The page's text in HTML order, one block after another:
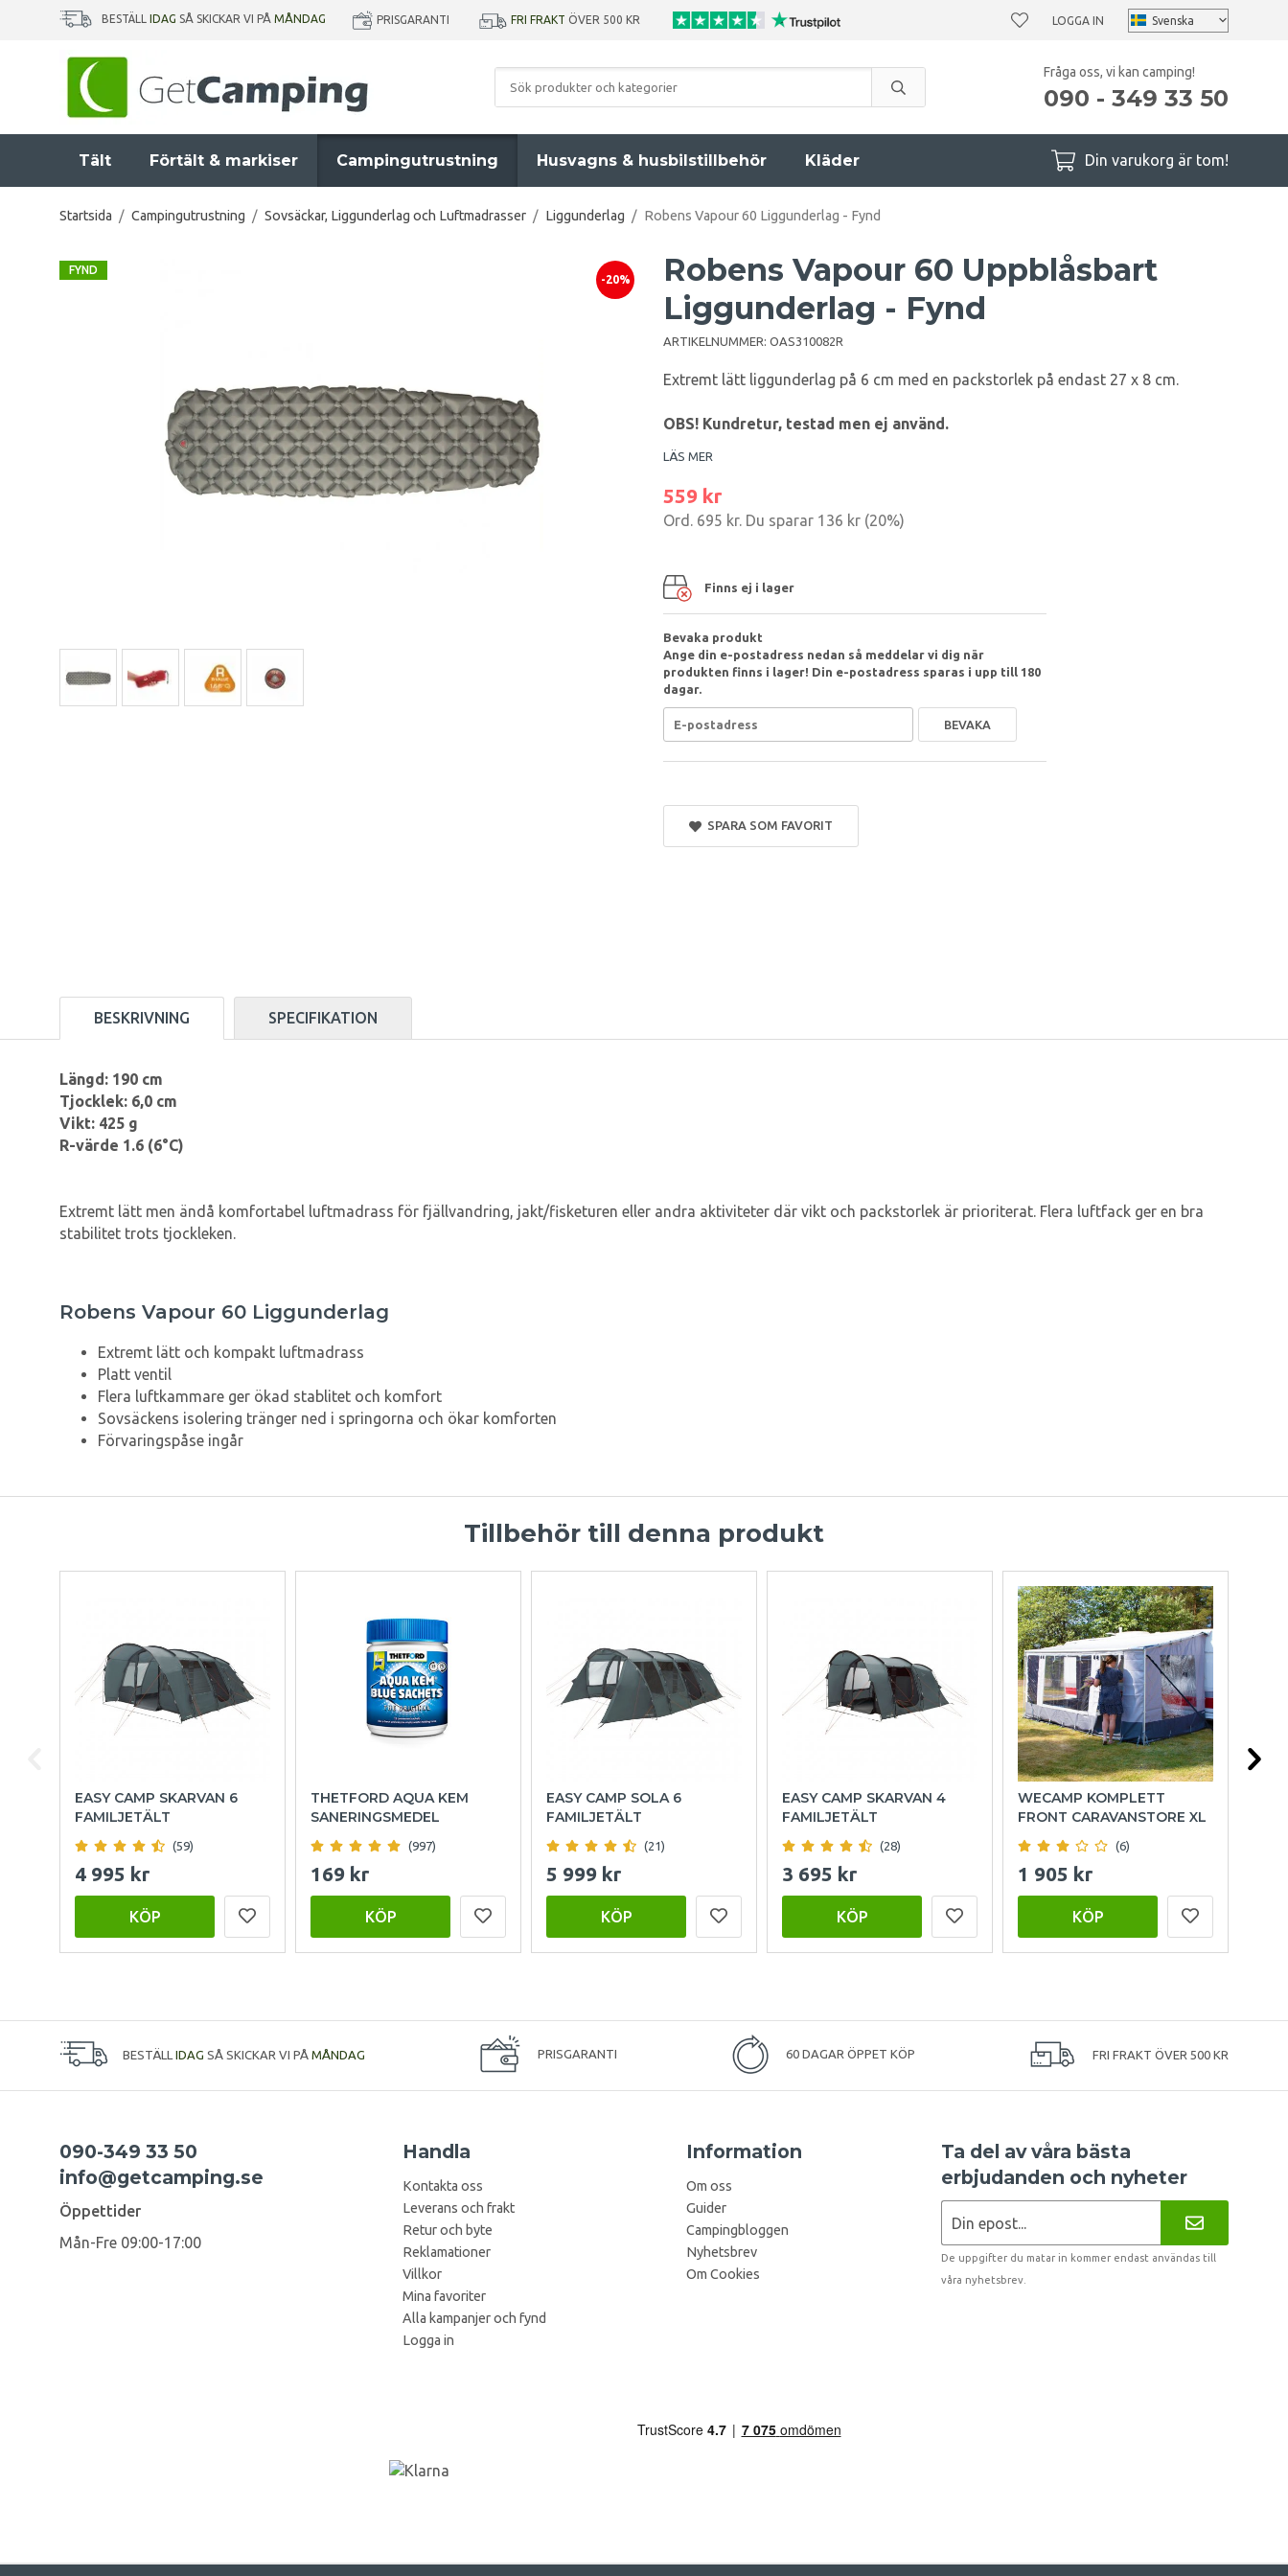
BESTÄLL IDAG SÅ SKICKAR VI PÅ MÅNDAG PRISGARANTI FRI FRAKT ÖVER 500 KR LOGGA IN
Fråga oss, vi kan camping!
090 - 349 33 50
Tält Förtält & markiser Campingutrustning Husvagns & husbilstillbehör Kläder Din varukorg är tom!
Startsida / Campingutrustning / Sovsäckar, Liggunderlag och Luftmadrasser / Liggunderlag / Robens Vapour 60 Liggunderlag - Fynd
FYND
-20%
Robens Vapour 60 Uppblåsbart
Liggunderlag - Fynd
ARTIKELNUMMER: OAS310082R
Extremt lätt liggunderlag på 6 cm med en packstorlek på endast 27 x 8 cm.
OBS! Kundretur, testad men ej använd.
LÄS MER
559 kr
Ord. 695 kr. Du sparar 136 kr (20%)
Finns ej i lager
Bevaka produkt
Ange din e-postadress nedan så meddelar vi dig när
produkten finns i lager! Din e-postadress sparas i upp till 180
dagar.
BEVAKA
SPARA SOM FAVORIT
BESKRIVNING SPECIFIKATION
Längd: 190 cm
Tjocklek: 6,0 cm
Vikt: 425 g
R-värde 1.6 (6°C)
Extremt lätt men ändå komfortabel luftmadrass för fjällvandring, jakt/fisketuren eller andra aktiviteter där vikt och packstorlek är prioriterat. Flera luftfack ger en bra
stabilitet trots tjockleken.
Robens Vapour 60 Liggunderlag
Extremt lätt och kompakt luftmadrass
Platt ventil
Flera luftkammare ger ökad stablitet och komfort
Sovsäckens isolering tränger ned i springorna och ökar komforten
Förvaringspåse ingår
Tillbehör till denna produkt
EASY CAMP SKARVAN 6
FAMILJETÄLT
(59)
4 995 kr
KÖP
THETFORD AQUA KEM
SANERINGSMEDEL
(997)
169 kr
KÖP
EASY CAMP SOLA 6
FAMILJETÄLT
(21)
5 999 kr
KÖP
EASY CAMP SKARVAN 4
FAMILJETÄLT
(28)
3 695 kr
KÖP
WECAMP KOMPLETT
FRONT CARAVANSTORE XL
(6)
1 905 kr
KÖP
BESTÄLL IDAG SÅ SKICKAR VI PÅ MÅNDAG PRISGARANTI 60 DAGAR ÖPPET KÖP FRI FRAKT ÖVER 500 KR
090-349 33 50
info@getcamping.se
Öppettider
Mån-Fre 09:00-17:00
Handla
Kontakta oss
Leverans och frakt
Retur och byte
Reklamationer
Villkor
Mina favoriter
Alla kampanjer och fynd
Logga in
Information
Om oss
Guider
Campingbloggen
Nyhetsbrev
Om Cookies
Ta del av våra bästa
erbjudanden och nyheter
De uppgifter du matar in kommer endast användas till
våra nyhetsbrev.